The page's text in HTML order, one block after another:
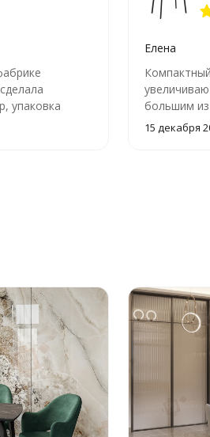
упаковка
Елена
большим
Упаковка
15 декабря